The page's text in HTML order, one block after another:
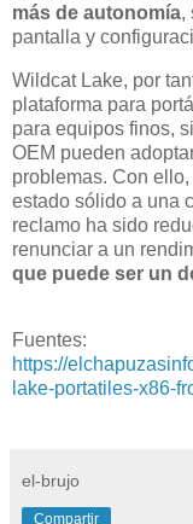
más de autonomía,
pantalla y
Wildcat Lake, por
plataforma para
para equipos finos,
OEM pueden
problemas. Con
estado sólido a una
reclamo ha sido
renunciar a un
que puede ser un
Fuentes:
https://
lake-portatiles-x86-
el-brujo
Compartir